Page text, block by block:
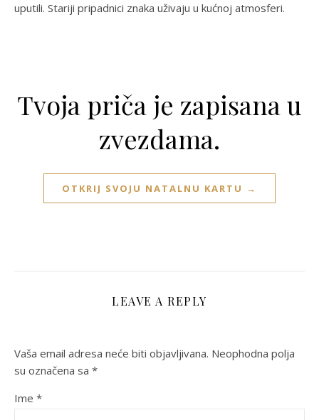
uputili. Stariji pripadnici znaka uživaju u kućnoj atmosferi.
Tvoja priča je zapisana u
zvezdama.
OTKRIJ SVOJU NATALNU KARTU →
LEAVE A REPLY
Vaša email adresa neće biti objavljivana. Neophodna polja
su označena sa *
Ime *